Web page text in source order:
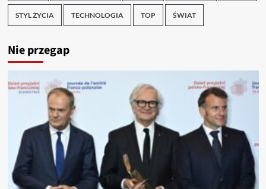
STYL ŻYCIA TECHNOLOGIA TOP ŚWIAT
Nie przegap